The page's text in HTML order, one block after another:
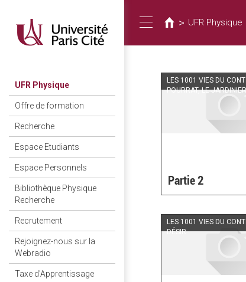
UFR Physique
Offre de formation
Recherche
Espace Etudiants
Espace Personnels
Bibliothèque Physique
Recherche
Recrutement
Rejoignez-nous sur la
Webradio
Taxe d'Apprentissage
Toggle
在
這
> UFR Physique
LES 1001 VIES DU
POURRAT, LE
Partie 2
LES 1001 VIES DU
DÉSIR